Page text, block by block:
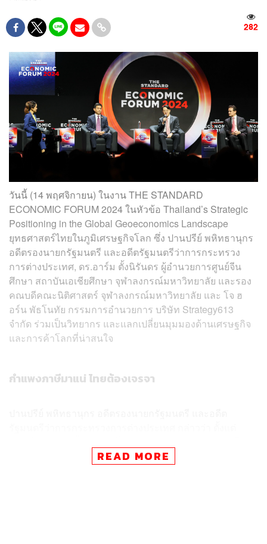
282
วันนี้ (14 พฤศจิกายน) ในงาน THE STANDARD
ECONOMIC FORUM 2024 ในหัวข้อ Thailand’s Strategic
Positioning in the Global Geoeconomics Landscape
ยุทธศาสตร์ไทยในภูมิเศรษฐกิจโลก ซึ่ง ปานปรีย์ พหิทธานุกร
อดีตรองนายกรัฐมนตรี และอดีตรัฐมนตรีว่าการกระทรวง
การต่างประเทศ, ดร.อาร์ม ตั้งนิรันดร ผู้อำนวยการศูนย์จีน
ศึกษา สถาบันเอเชียศึกษา จุฬาลงกรณ์มหาวิทยาลัย และรอง
คณบดีคณะนิติศาสตร์ จุฬาลงกรณ์มหาวิทยาลัย และ โจ ฮ
อร์น พัธโนทัย กรรมการอำนวยการ บริษัท Strategy613
จำกัด ร่วมเป็นวิทยากร และแลกเปลี่ยนมุมมองด้านเศรษฐกิจ
และการค้าโลกที่น่าสนใจ
กำแพงภาษีมาแน่ ไทยต้องเจรจา
ก็เชื่อว่าต้องดำเนินการตามนโยบายกีดกันการค้า โดยเฉพาะ
READ MORE